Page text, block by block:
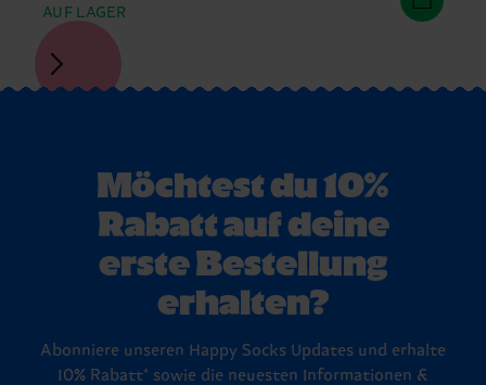
AUF LAGER
Möchtest du 10%
Rabatt auf deine
erste Bestellung
erhalten?
Abonniere unseren Happy Socks Updates und erhalte
10% Rabatt* sowie die neuesten Informationen &